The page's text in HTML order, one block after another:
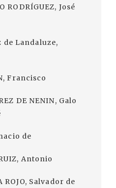
RODRÍGUEZ, José
de Landaluze,
Francisco
DE NENIN, Galo
de
Antonio
ROJO, Salvador de